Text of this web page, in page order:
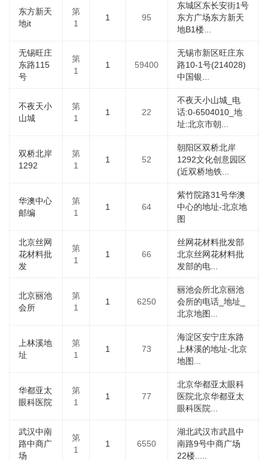
东方新天
地it
第
1
1 95
东城区东长安街1号
东方广场东方新天
地B1楼...
无锡旺庄
东路115
号
第
1
1 59400
无锡市新区旺庄东
路10-1号(214028)
中国银...
不夜天小
山城
第
1
1 22
不夜天小山城_电
话:0-6504010_地
址:北京市朝...
双桥北岸
1292
第
1
1 52
朝阳区双桥北岸
1292文化创意园区
(近双桥地铁...
华澳中心
邮编
第
1
1 64
紫竹院路31号华澳
中心的地址-北京地
图
北京丝网
花材料批
发
第
1
1 66
丝网花材料批发部
北京丝网花材料批
发部的电...
北京丽池
会所
第
1
1 6250
丽池会所北京丽池
会所的电话_地址_
北京地图...
上林溪地
址
第
1
1 73
海淀区安宁庄东路
上林溪的地址-北京
地图...
华都亚太
眼科医院
第
1
1 77
北京华都亚太眼科
医院北京华都亚太
眼科医院...
武汉中南
路中商广
场
第
1
1 6550
湖北武汉市武昌中
南路9号中商广场
22楼.....